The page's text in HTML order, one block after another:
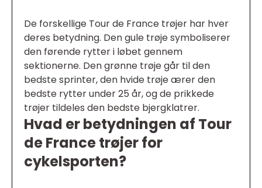
De forskellige Tour de France trøjer har hver
deres betydning. Den gule trøje symboliserer
den førende rytter i løbet gennem
sektionerne. Den grønne trøje går til den
bedste sprinter, den hvide trøje ærer den
bedste rytter under 25 år, og de prikkede
trøjer tildeles den bedste bjergklatrer.
Hvad er betydningen af Tour
de France trøjer for
cykelsporten?